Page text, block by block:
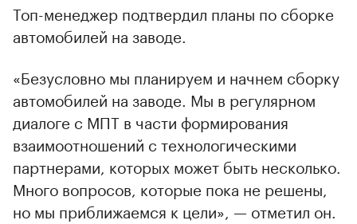
Топ-менеджер подтвердил планы по сборке
автомобилей на заводе.
«Безусловно мы планируем и начнем сборку
автомобилей на заводе. Мы в регулярном
диалоге с МПТ в части формирования
взаимоотношений с технологическими
партнерами, которых может быть несколько.
Много вопросов, которые пока не решены,
но мы приближаемся к цели», — отметил он.